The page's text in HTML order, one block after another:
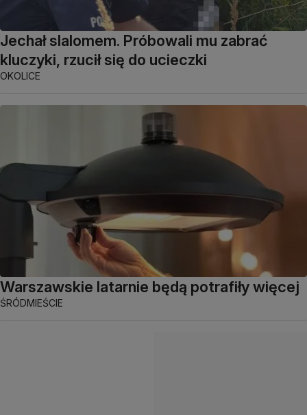
Jechał slalomem. Próbowali mu zabrać
kluczyki, rzucił się do ucieczki
OKOLICE
Warszawskie latarnie będą potrafiły więcej
ŚRÓDMIEŚCIE